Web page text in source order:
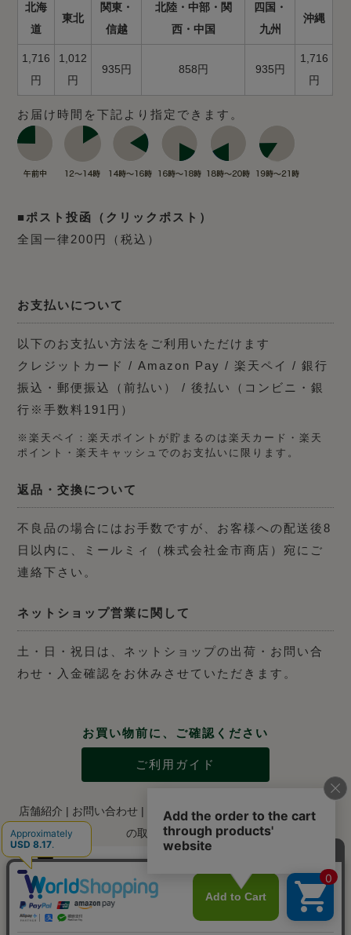
北海
道
東北
関東・
信越
北陸・中部・関
西・中国
四国・
九州
沖縄
1,716
円
1,012
円
935円 858円 935円
1,716
円
お届け時間を下記より指定できます。
■ポスト投函（クリックポスト）
全国一律200円（税込）
お支払いについて
以下のお支払い方法をご利用いただけます
クレジットカード / Amazon Pay / 楽天ペイ / 銀行
振込・郵便振込（前払い） / 後払い（コンビニ・銀
行※手数料191円）
※楽天ペイ：楽天ポイントが貯まるのは楽天カード・楽天
ポイント・楽天キャッシュでのお支払いに限ります。
返品・交換について
不良品の場合にはお手数ですが、お客様への配送後8
日以内に、ミールミィ（株式会社金市商店）宛にご
連絡下さい。
ネットショップ営業に関して
土・日・祝日は、ネットショップの出荷・お問い合
わせ・入金確認をお休みさせていただきます。
お買い物前に、ご確認ください
ご利用ガイド
店舗紹介 お問い合わせ 特定商取引法に関する表示 |
個人情報
の取り扱いについて